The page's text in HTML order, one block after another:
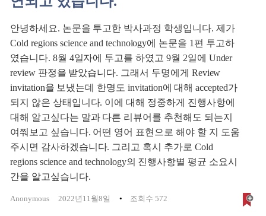
안녕하세요. 논문을 투고한 박사과정 학생입니다. 제가
Cold regions science and technology에 논문을 1편 투고하
였습니다. 8월 4일자에 투고를 하였고 9월 2일에 Under
review 판정을 받았습니다. 그래서 두명에게 Review
invitation을 보냈는데 한명도 invitation에 대해 accepted가
되지 않은 상태입니다. 이에 대해 정중하게 진행사항에
대해 알고싶다는 말과 다른 리뷰어를 추천해도 되는지
여쭤보고 싶습니다. 어떤 영어 표현으로 해야 할 지 도움
주시면 감사하겠습니다. 그리고 혹시 추가로 Cold
regions science and technology의 진행사항별 평균 소요시
간을 알고싶습니다.
Anonymous 2022년11월8일 조회수 572